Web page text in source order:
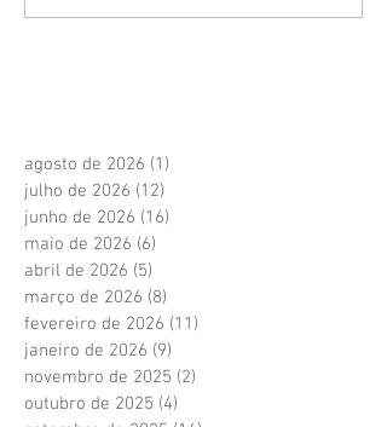
agosto de 2026 (1)
julho de 2026 (12)
junho de 2026 (16)
maio de 2026 (6)
abril de 2026 (5)
março de 2026 (8)
fevereiro de 2026 (11)
janeiro de 2026 (9)
novembro de 2025 (2)
outubro de 2025 (4)